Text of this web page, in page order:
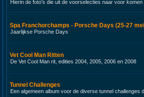
Hierin de foto's die uit de voorselecties naar voor komen
Spa Franchorchamps - Porsche Days (25-27
Jaarlijkse Porsche Days
Vet Cool Man Ritten
De Vet Cool Man rit, edities 2004, 2005, 2006 en 2008
Tunnel Challenges
Een algemeen album voor de diverse tunnel challenges